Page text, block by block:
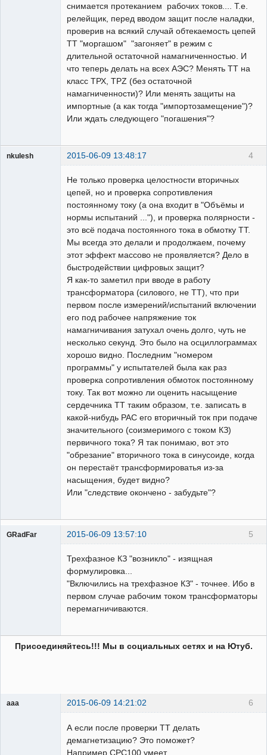
снимается протеканием рабочих токов.... Т.е.
релейщик, перед вводом защит после наладки,
проверив на всякий случай обтекаемость цепей
ТТ "моргашом" "загоняет" в режим с
длительной остаточной намагниченностью. И
что теперь делать на всех АЭС? Менять ТТ на
класс ТРХ, ТРZ (без остаточной
намагниченности)? Или менять защиты на
импортные (а как тогда "импортозамещение")?
Или ждать следующего "погашения"?
4
nkulesh 2015-06-09 13:48:17
Не только проверка целостности вторичных
цепей, но и проверка сопротивления
постоянному току (а она входит в "Объёмы и
нормы испытаний ..."), и проверка полярности -
это всё подача постоянного тока в обмотку ТТ.
Мы всегда это делали и продолжаем, почему
этот эффект массово не проявляется? Дело в
быстродействии цифровых защит?
Я как-то заметил при вводе в работу
трансформатора (силового, не ТТ), что при
первом после измерений/испытаний включении
его под рабочее напряжение ток
намагничивания затухал очень долго, чуть не
несколько секунд. Это было на осциллограммах
хорошо видно. Последним "номером
программы" у испытателей была как раз
проверка сопротивления обмоток постоянному
току. Так вот можно ли оценить насыщение
сердечника ТТ таким образом, т.е. записать в
какой-нибудь РАС его вторичный ток при подаче
значительного (соизмеримого с током КЗ)
первичного тока? Я так понимаю, вот это
"обрезание" вторичного тока в синусоиде, когда
он перестаёт трансформироватья из-за
насыщения, будет видно?
Или "следствие окончено - забудьте"?
5
GRadFar 2015-06-09 13:57:10
Трехфазное КЗ "возникло" - изящная
формулировка...
"Включились на трехфазное КЗ" - точнее. Ибо в
первом случае рабочим током трансформаторы
перемагничиваются.
Присоединяйтесь!!! Мы в социальных сетях и на Ютуб.
6
aaa 2015-06-09 14:21:02
А если после проверки ТТ делать
демагнетизацию? Это поможет?
Например СРС100 умеет.